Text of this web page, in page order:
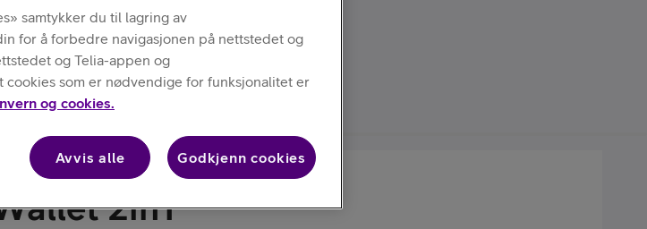
Nyttige snarveier
2in1
samtykker du til lagring av
for å forbedre navigasjonen på nettstedet og
og Telia-appen og
cookies som er nødvendige for funksjonalitet er
og cookies.
Avvis alle Godkjenn cookies